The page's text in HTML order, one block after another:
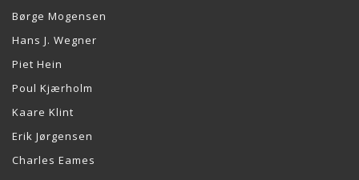
Børge Mogensen
Hans J. Wegner
Piet Hein
Poul Kjærholm
Kaare Klint
Erik Jørgensen
Charles Eames